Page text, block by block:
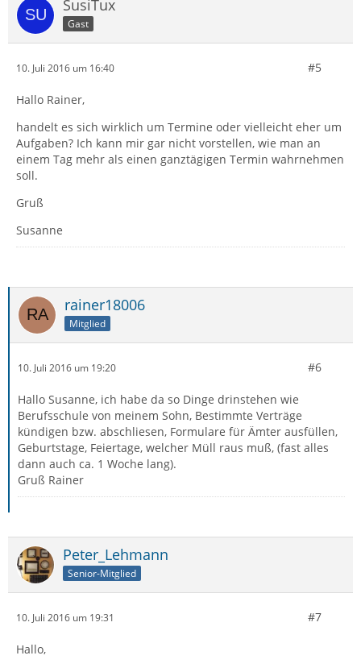
SusiTux
Gast
10. Juli 2016 um 16:40 #5
Hallo Rainer,
handelt es sich wirklich um Termine oder vielleicht eher um
Aufgaben? Ich kann mir gar nicht vorstellen, wie man an
einem Tag mehr als einen ganztägigen Termin wahrnehmen
soll.
Gruß
Susanne
rainer18006
Mitglied
10. Juli 2016 um 19:20 #6
Hallo Susanne, ich habe da so Dinge drinstehen wie
Berufsschule von meinem Sohn, Bestimmte Verträge
kündigen bzw. abschliesen, Formulare für Ämter ausfüllen,
Geburtstage, Feiertage, welcher Müll raus muß, (fast alles
dann auch ca. 1 Woche lang).
Gruß Rainer
Peter_Lehmann
Senior-Mitglied
10. Juli 2016 um 19:31 #7
Hallo,